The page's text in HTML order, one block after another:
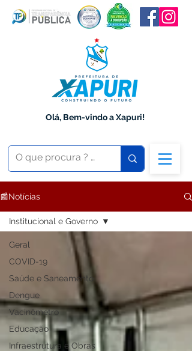
Olá, Bem-vindo a Xapuri!
📰Notícias
Geral
COVID-19
Saúde e Saneamento
Dengue
Vacinômetro
Educação
Infraestrutura e Obras
Institucional e Governo